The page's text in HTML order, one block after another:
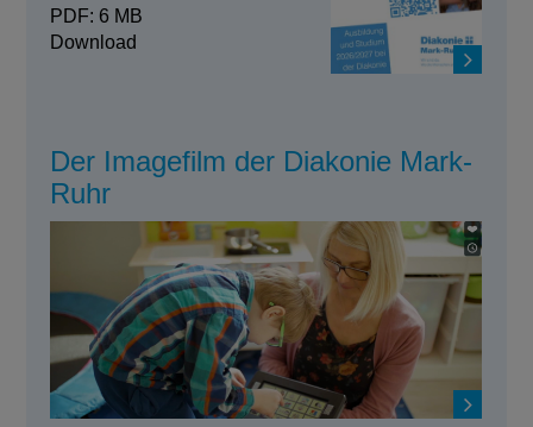
PDF: 6 MB
Download
Der Imagefilm der Diakonie Mark-
Ruhr